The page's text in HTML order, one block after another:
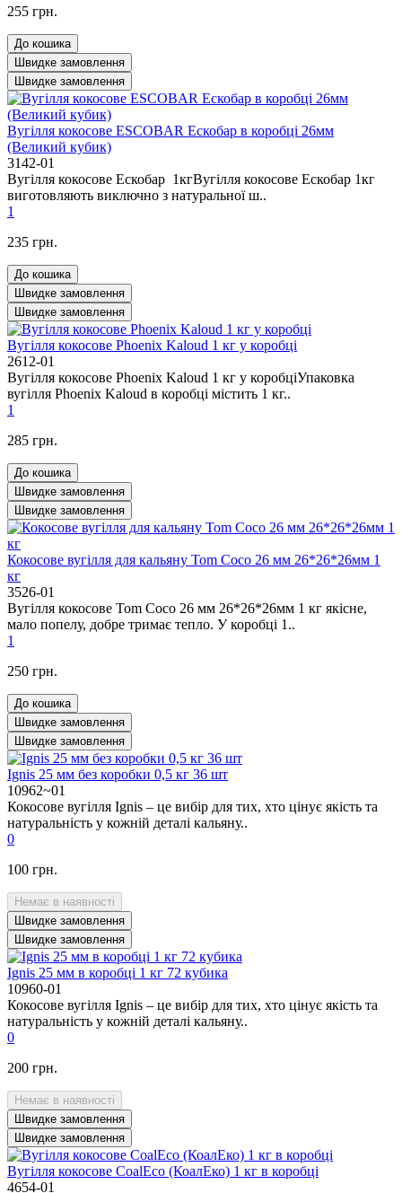
255 грн.
До кошика
Швидке замовлення
Швидке замовлення
Вугілля кокосове ESCOBAR Ескобар в коробці 26мм
(Великий кубик)
3142-01
Вугілля кокосове Ескобар 1кгВугілля кокосове Ескобар 1кг
виготовляють виключно з натуральної ш..
1
235 грн.
До кошика
Швидке замовлення
Швидке замовлення
Вугілля кокосове Phoenix Kaloud 1 кг у коробці
2612-01
Вугілля кокосове Phoenix Kaloud 1 кг у коробціУпаковка
вугілля Phoenix Kaloud в коробці містить 1 кг..
1
285 грн.
До кошика
Швидке замовлення
Швидке замовлення
Кокосове вугілля для кальяну Tom Coco 26 мм 26*26*26мм 1
кг
3526-01
Вугілля кокосове Tom Coco 26 мм 26*26*26мм 1 кг якісне,
мало попелу, добре тримає тепло. У коробці 1..
1
250 грн.
До кошика
Швидке замовлення
Швидке замовлення
Ignis 25 мм без коробки 0,5 кг 36 шт
10962~01
Кокосове вугілля Ignis – це вибір для тих, хто цінує якість та
натуральність у кожній деталі кальяну..
0
100 грн.
Немає в наявності
Швидке замовлення
Швидке замовлення
Ignis 25 мм в коробці 1 кг 72 кубика
10960-01
Кокосове вугілля Ignis – це вибір для тих, хто цінує якість та
натуральність у кожній деталі кальяну..
0
200 грн.
Немає в наявності
Швидке замовлення
Швидке замовлення
Вугілля кокосове CoalEco (КоалЕко) 1 кг в коробці
4654-01